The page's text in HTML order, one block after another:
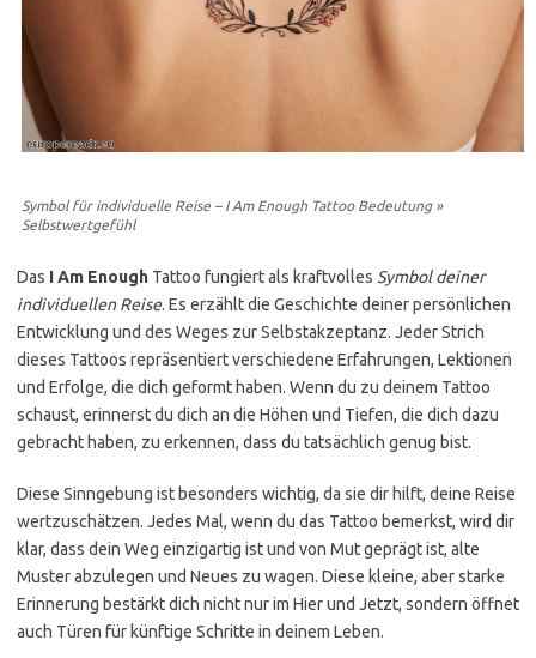
Symbol für individuelle Reise – I Am Enough Tattoo Bedeutung »
Selbstwertgefühl
Das I Am Enough Tattoo fungiert als kraftvolles Symbol deiner
individuellen Reise. Es erzählt die Geschichte deiner persönlichen
Entwicklung und des Weges zur Selbstakzeptanz. Jeder Strich
dieses Tattoos repräsentiert verschiedene Erfahrungen, Lektionen
und Erfolge, die dich geformt haben. Wenn du zu deinem Tattoo
schaust, erinnerst du dich an die Höhen und Tiefen, die dich dazu
gebracht haben, zu erkennen, dass du tatsächlich genug bist.
Diese Sinngebung ist besonders wichtig, da sie dir hilft, deine Reise
wertzuschätzen. Jedes Mal, wenn du das Tattoo bemerkst, wird dir
klar, dass dein Weg einzigartig ist und von Mut geprägt ist, alte
Muster abzulegen und Neues zu wagen. Diese kleine, aber starke
Erinnerung bestärkt dich nicht nur im Hier und Jetzt, sondern öffnet
auch Türen für künftige Schritte in deinem Leben.